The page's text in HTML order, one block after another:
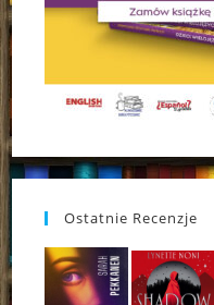
Ostatnie Recenzje